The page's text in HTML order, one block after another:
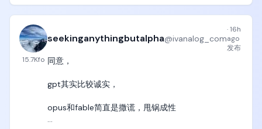
节就算稳赚。
记住，这些书尽量买齐，在中国就买影印版中文翻译
版，一本书50块钱，买齐了并不贵，在英语国家可以
买二手英文版，这些书可以陪伴绝大多数人从6岁到
60岁。
a. 《Python Crash Course: A Hands-on, Project-
程：从入门到实践），孩子的第一本编程书，让孩子
一边拿着书，一边对着电脑敲敲敲，敲敲敲，敲敲
3. 自己写好消息内容发送过去
enjoy🥳
15.7Kfo
seekinganythingbutalpha@ivanalog_com
·16h
ago
发布
同意，
gpt其实比较诚实，
opus和fable简直是撒谎，甩锅成性